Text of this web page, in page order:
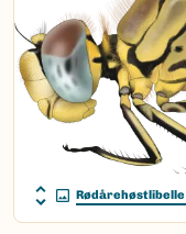
Rødårehøstlibelle